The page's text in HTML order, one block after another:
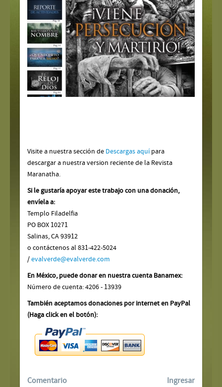
Visite a nuestra sección de Descargas aquí para
descargar a nuestra version reciente de la Revista
Maranatha.
Si le gustaría apoyar este trabajo con una donación,
envíela a:
Templo Filadelfia
PO BOX 10271
Salinas, CA 93912
o contáctenos al 831-422-5024
/evalverde@evalverde.com
En México, puede donar en nuestra cuenta Banamex:
Número de cuenta: 4206 - 13939
También aceptamos donaciones por internet en PayPal
(Haga click en el botón):
Comentario Ingresar